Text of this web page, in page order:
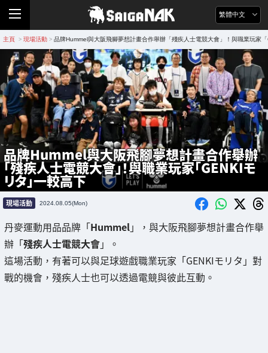
繁體中文
主頁 > 現場活動 > 品牌Hummel與大阪飛腳夢想計畫合作舉辦「殘疾人士電競大會」！與職業玩家
品牌Hummel與大阪飛腳夢想計畫合作舉辦
「殘疾人士電競大會」！與職業玩家「GENKIモ
リタ」一較高下
現場活動 2024.08.05(Mon)
丹麥運動用品品牌「Hummel」，與大阪飛腳夢想計畫合作舉
辦「殘疾人士電競大會」。
這場活動，有著可以與足球遊戲職業玩家「GENKIモリタ」對
戰的機會，殘疾人士也可以透過電競與彼此互動。